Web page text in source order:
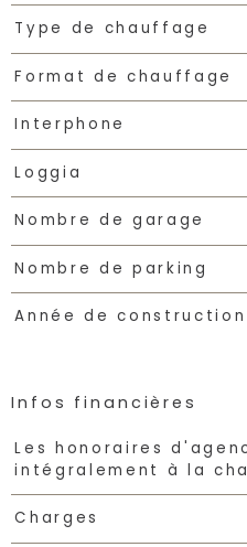
Type de chauffage
Format de chauffage
Interphone
Loggia
Nombre de garage
Nombre de parking
Année de construction
Infos financières
Caractéristiques Valeurs
Les honoraires
intégralement à la
Charges